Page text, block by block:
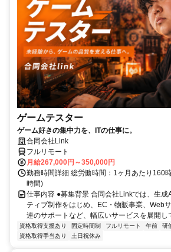
ゲームテスター
ゲーム好きの集中力を、ITの仕事に。
合同会社Link
フルリモート
月給267,000円～350,000円
勤務時間詳細 総労働時間：1ヶ月あたり160
時間)
仕事内容 ●募集背景 合同会社Linkでは、生成
ティブ制作をはじめ、EC・物販事業、Web
連のサポートなど、幅広いサービスを展開し
資格取得支援あり 固定時間制 フルリモート 午前 研
資格取得手当あり
土日祝休み